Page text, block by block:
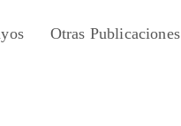
Otras Publicaciones